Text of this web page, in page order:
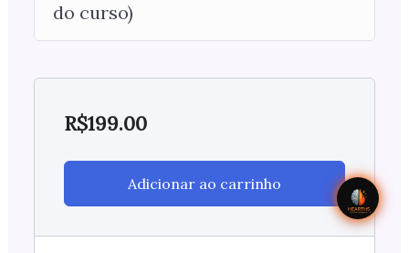
do curso)
R$199.00
Adicionar ao carrinho